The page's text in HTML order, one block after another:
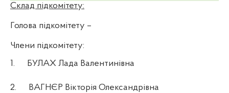
Склад підкомітету:
Голова підкомітету –
Члени підкомітету:
1.
БУЛАХ Лада Валентинівна
2. ВАГНЄР Вікторія Олександрівна